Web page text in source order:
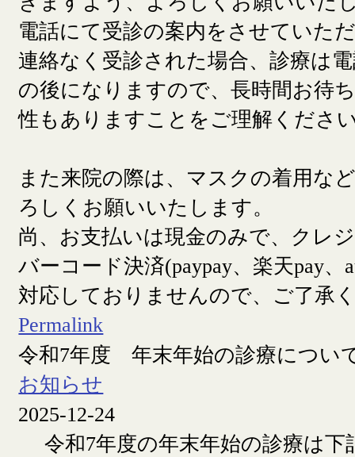
電話にて受診の案内をさせていた
連絡なく受診された場合、診療は
の後になりますので、長時間お待
性もありますことをご理解くださ
また来院の際は、マスクの着用な
ろしくお願いいたします。
尚、お支払いは現金のみで、クレ
バーコード決済(paypay、楽天pay、
対応しておりませんので、ご了承
Permalink
令和7年度 年末年始の診療につい
お知らせ
2025-12-24
令和7年度の年末年始の診療は下